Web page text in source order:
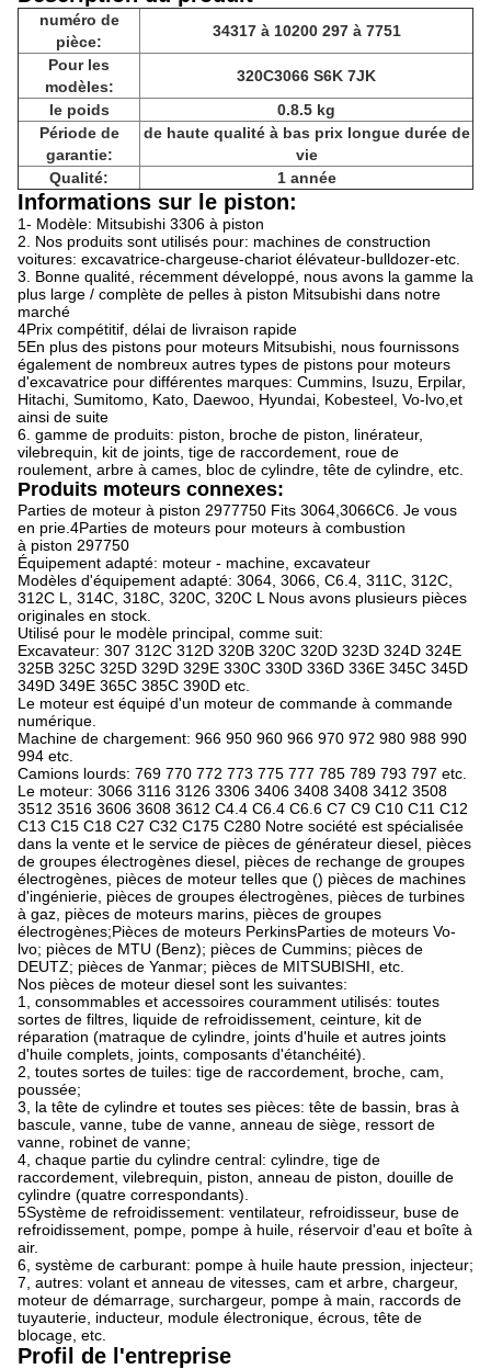
numéro de
pièce:
34317 à 10200 297 à 7751
Pour les
modèles:
320C3066 S6K 7JK
le poids
0.8.5 kg
Période de
garantie:
de haute qualité à bas prix longue durée de
vie
Qualité:
1 année
Informations sur le piston:
1- Modèle: Mitsubishi 3306 à piston
2. Nos produits sont utilisés pour: machines de construction
voitures: excavatrice-chargeuse-chariot élévateur-bulldozer-etc.
3. Bonne qualité, récemment développé, nous avons la gamme la
plus large / complète de pelles à piston Mitsubishi dans notre
marché
4Prix compétitif, délai de livraison rapide
5En plus des pistons pour moteurs Mitsubishi, nous fournissons
également de nombreux autres types de pistons pour moteurs
d'excavatrice pour différentes marques: Cummins, Isuzu, Erpilar,
Hitachi, Sumitomo, Kato, Daewoo, Hyundai, Kobesteel, Vo-lvo,et
ainsi de suite
6. gamme de produits: piston, broche de piston, linérateur,
vilebrequin, kit de joints, tige de raccordement, roue de
roulement, arbre à cames, bloc de cylindre, tête de cylindre, etc.
Produits moteurs connexes:
Parties de moteur à piston 2977750 Fits 3064,3066C6. Je vous
en prie.4Parties de moteurs pour moteurs à combustion
à piston 297750
Équipement adapté: moteur - machine, excavateur
Modèles d'équipement adapté: 3064, 3066, C6.4, 311C, 312C,
312C L, 314C, 318C, 320C, 320C L Nous avons plusieurs pièces
originales en stock.
Utilisé pour le modèle principal, comme suit:
Excavateur: 307 312C 312D 320B 320C 320D 323D 324D 324E
325B 325C 325D 329D 329E 330C 330D 336D 336E 345C 345D
349D 349E 365C 385C 390D etc.
Le moteur est équipé d'un moteur de commande à commande
numérique.
Machine de chargement: 966 950 960 966 970 972 980 988 990
994 etc.
Camions lourds: 769 770 772 773 775 777 785 789 793 797 etc.
Le moteur: 3066 3116 3126 3306 3406 3408 3408 3412 3508
3512 3516 3606 3608 3612 C4.4 C6.4 C6.6 C7 C9 C10 C11 C12
C13 C15 C18 C27 C32 C175 C280 Notre société est spécialisée
dans la vente et le service de pièces de générateur diesel, pièces
de groupes électrogènes diesel, pièces de rechange de groupes
électrogènes, pièces de moteur telles que () pièces de machines
d'ingénierie, pièces de groupes électrogènes, pièces de turbines
à gaz, pièces de moteurs marins, pièces de groupes
électrogènes;Pièces de moteurs PerkinsParties de moteurs Vo-
lvo; pièces de MTU (Benz); pièces de Cummins; pièces de
DEUTZ; pièces de Yanmar; pièces de MITSUBISHI, etc.
Nos pièces de moteur diesel sont les suivantes:
1, consommables et accessoires couramment utilisés: toutes
sortes de filtres, liquide de refroidissement, ceinture, kit de
réparation (matraque de cylindre, joints d'huile et autres joints
d'huile complets, joints, composants d'étanchéité).
2, toutes sortes de tuiles: tige de raccordement, broche, cam,
poussée;
3, la tête de cylindre et toutes ses pièces: tête de bassin, bras à
bascule, vanne, tube de vanne, anneau de siège, ressort de
vanne, robinet de vanne;
4, chaque partie du cylindre central: cylindre, tige de
raccordement, vilebrequin, piston, anneau de piston, douille de
cylindre (quatre correspondants).
5Système de refroidissement: ventilateur, refroidisseur, buse de
refroidissement, pompe, pompe à huile, réservoir d'eau et boîte à
air.
6, système de carburant: pompe à huile haute pression, injecteur;
7, autres: volant et anneau de vitesses, cam et arbre, chargeur,
moteur de démarrage, surchargeur, pompe à main, raccords de
tuyauterie, inducteur, module électronique, écrous, tête de
blocage, etc.
Profil de l'entreprise